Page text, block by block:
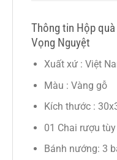
Thông tin Hộp
Vọng Nguyệt
Xuất xứ : Việt
Màu : Vàng gỗ
Kích thước :
01 Chai rượu
Bánh nướng: 3